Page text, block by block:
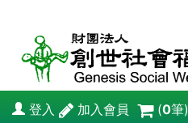
登入 加入會員 (0筆)